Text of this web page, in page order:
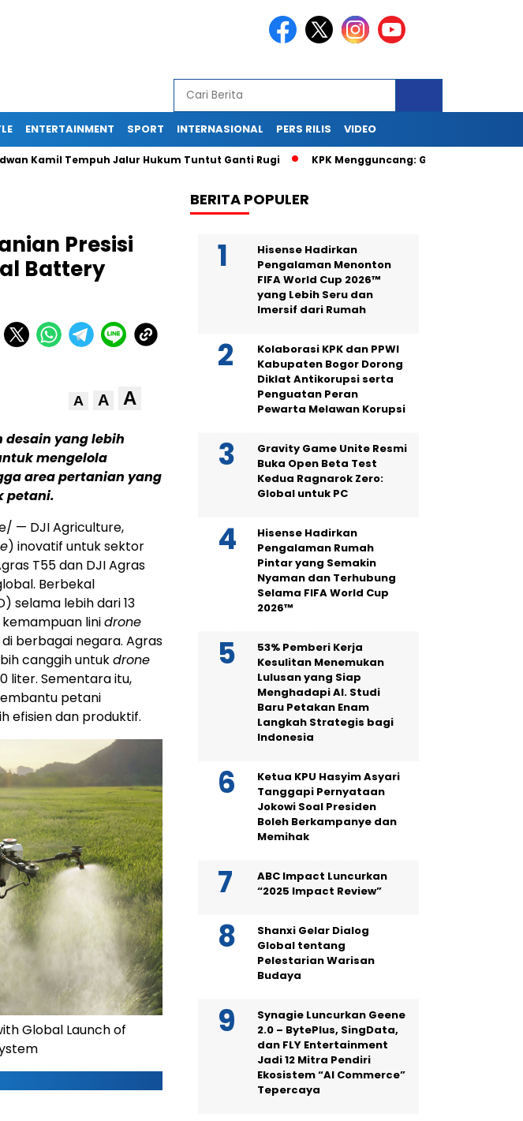
ENTERTAINMENT SPORT INTERNASIONAL PERS RILIS VIDEO
Tempuh Jalur Hukum Tuntut Ganti Rugi KPK Mengguncang: Geledah Kantor dan
Presisi
Battery
A A A
yang lebih
mengelola
area pertanian yang
petani.
— DJI Agriculture,
) inovatif untuk sektor
T55 dan DJI Agras
Berbekal
selama lebih dari 13
linidrone
berbagai negara. Agras
canggih untukdrone
liter. Sementara itu,
petani
efisien dan produktif.
Global Launch of
BERITA POPULER
Hisense Hadirkan
Pengalaman Menonton
FIFA World Cup 2026™
yang Lebih Seru dan
Imersif dari Rumah
Kolaborasi KPK dan PPWI
Kabupaten Bogor Dorong
Diklat Antikorupsi serta
Penguatan Peran
Pewarta Melawan Korupsi
Gravity Game Unite Resmi
Buka Open Beta Test
Kedua Ragnarok Zero:
Global untuk PC
Hisense Hadirkan
Pengalaman Rumah
Pintar yang Semakin
Nyaman dan Terhubung
Selama FIFA World Cup
2026™
53% Pemberi Kerja
Kesulitan Menemukan
Lulusan yang Siap
Menghadapi AI. Studi
Baru Petakan Enam
Langkah Strategis bagi
Indonesia
Ketua KPU Hasyim Asyari
Tanggapi Pernyataan
Jokowi Soal Presiden
Boleh Berkampanye dan
Memihak
ABC Impact Luncurkan
“2025 Impact Review”
Shanxi Gelar Dialog
Global tentang
Pelestarian Warisan
Budaya
Synagie Luncurkan Geene
2.0 – BytePlus, SingData,
dan FLY Entertainment
Jadi 12 Mitra Pendiri
Ekosistem “AI Commerce”
Tepercaya